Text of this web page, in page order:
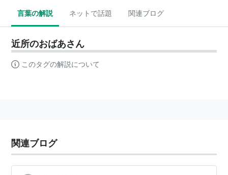
言葉の解説 ネットで話題 関連ブログ
近所のおばあさん
このタグの解説について
関連ブログ